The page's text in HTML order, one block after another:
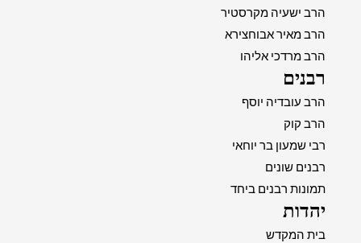
הרב ישעיה מקרסטיר
הרב מאיר אבוחצירא
הרב מרדכי אליהו
רבנים
הרב עובדיה יוסף
הרב קוק
רבי שמעון בר יוחאי
רבנים שונים
תמונות רבנים ביחד
יהדות
בית המקדש